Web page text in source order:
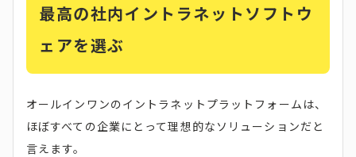
最高の社内イントラネットソフトウ
ェアを選ぶ
オールインワンのイントラネットプラットフォームは、
ほぼすべての企業にとって理想的なソリューションだと
言えます。